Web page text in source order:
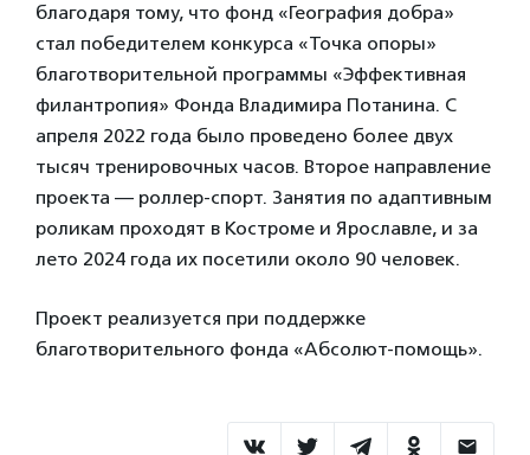
благодаря тому, что фонд «География добра»
стал победителем конкурса «Точка опоры»
благотворительной программы «Эффективная
филантропия» Фонда Владимира Потанина. С
апреля 2022 года было проведено более двух
тысяч тренировочных часов. Второе направление
проекта — роллер-спорт. Занятия по адаптивным
роликам проходят в Костроме и Ярославле, и за
лето 2024 года их посетили около 90 человек.
Проект реализуется при поддержке
благотворительного фонда «Абсолют-помощь».